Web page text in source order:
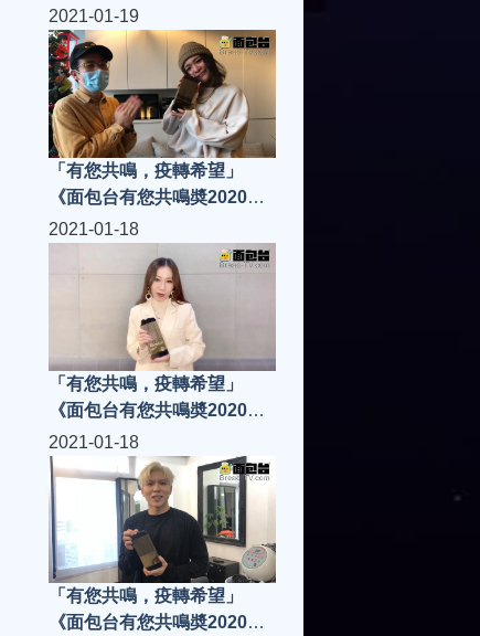
「共鳴樂壇新人」唐浩嘉
Kiko
2021-01-19
「有您共鳴，疫轉希望」
《面包台有您共鳴奬2020》
「共鳴樂壇新人」唐浩嘉
LeonLai里安拉親自將獎項頒
發給Kiko....
2021-01-18
「有您共鳴，疫轉希望」
《面包台有您共鳴奬2020》
「共鳴樂壇新人」侯慧寧
2021-01-18
「有您共鳴，疫轉希望」
《面包台有您共鳴奬2020》